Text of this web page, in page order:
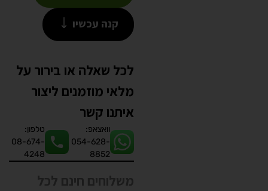
קנה עכשיו
לכל שאלה או בירור על
מלאי מוזמנים ליצור
איתנו קשר
וואצאפ:
054-628-
8852
טלפון:
08-674-
4248
משלוחים חינם לכל